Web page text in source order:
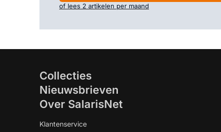
of lees 2 artikelen per maand
Collecties
Nieuwsbrieven
Over SalarisNet
Klantenservice